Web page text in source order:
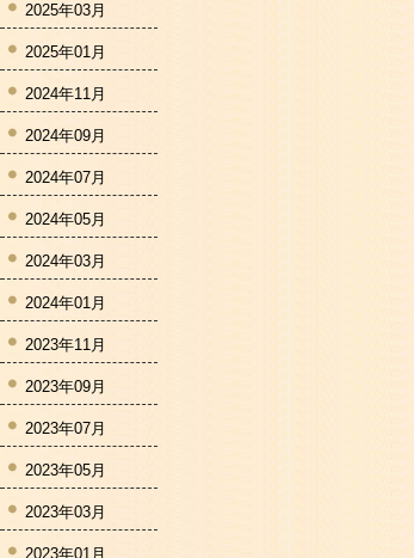
2025年03月
2025年01月
2024年11月
2024年09月
2024年07月
2024年05月
2024年03月
2024年01月
2023年11月
2023年09月
2023年07月
2023年05月
2023年03月
2023年01月